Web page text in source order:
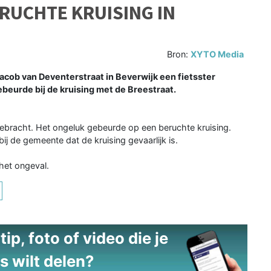
KRUISING IN
Bron:XYTO Media
van Deventerstraat in Beverwijk een fietsster
bij de kruising met de Breestraat.
Het ongeluk gebeurde op een beruchte kruising.
de gemeente dat de kruising gevaarlijk is.
ongeval.
foto of video die je
wilt delen?